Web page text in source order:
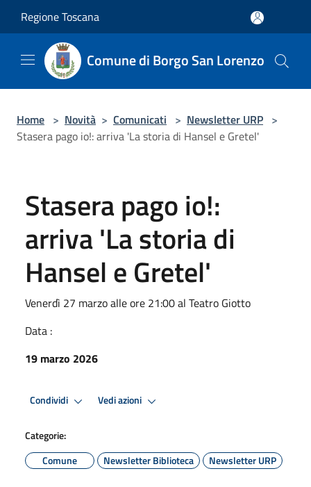
Regione Toscana
Comune di Borgo San Lorenzo
Home > Novità > Comunicati > Newsletter URP >
Stasera pago io!: arriva 'La storia di Hansel e Gretel'
Stasera pago io!:
arriva 'La storia di
Hansel e Gretel'
Venerdì 27 marzo alle ore 21:00 al Teatro Giotto
Data :
19 marzo 2026
Condividi Vedi azioni
Categorie:
Comune
Newsletter Biblioteca Newsletter URP